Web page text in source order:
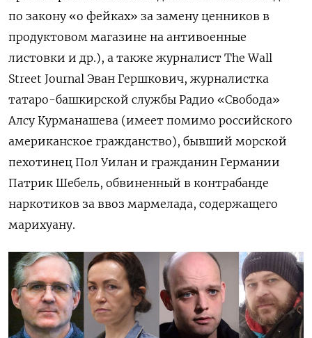
по закону «о фейках» за замену ценников в
продуктовом магазине на антивоенные
листовки и др.), а также журналист The Wall
Street Journal Эван Гершкович, журналистка
татаро-башкирской службы Радио «Свобода»
Алсу Курманашева (имеет помимо российского
американское гражданство), бывший морской
пехотинец Пол Уилан и гражданин Германии
Патрик Шебель, обвиненный в контрабанде
наркотиков за ввоз мармелада, содержащего
марихуану.